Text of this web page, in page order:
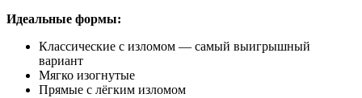
Идеальные формы:
Классические с изломом — самый выигрышный
вариант
Мягко изогнутые
Прямые с лёгким изломом